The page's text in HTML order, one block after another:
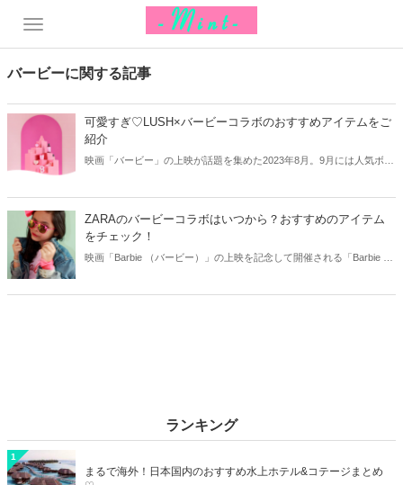
バービーに関する記事
可愛すぎ♡LUSH×バービーコラボのおすすめアイテムをご
紹介
映画「バービー」の上映が話題を集めた2023年8月。9月には人気ボデ
ZARAのバービーコラボはいつから？おすすめのアイテム
をチェック！
映画「Barbie （バービー）」の上映を記念して開催される「Barbie x
ランキング
1
まるで海外！日本国内のおすすめ水上ホテル&コテージまとめ